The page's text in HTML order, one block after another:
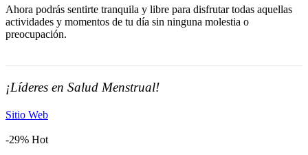
Ahora podrás sentirte tranquila y libre para disfrutar todas aquellas
actividades y momentos de tu día sin ninguna molestia o
preocupación.
¡Líderes en Salud Menstrual!
Sitio Web
-29% Hot